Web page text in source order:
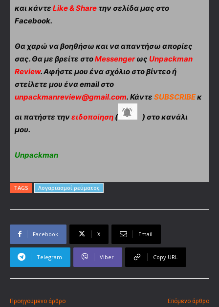
και κάντε Like & Share την σελίδα μας στο
Facebook.
Θα χαρώ να βοηθήσω και να απαντήσω απορίες
σας. Θα με βρείτε στοMessengerως Unpackman
Review. Αφήστε μου ένα σχόλιο στο βίντεο ή
στείλετε μου ένα email στο
unpackmanreview@gmail.com. Κάντε SUBSCRIBEκ
αι πατήστε τηνειδοποίηση (
) στο κανάλι
μου.
Unpackman
TAGS Λογαριασμοί ρεύματος
Facebook X Email
Telegram Viber Copy URL
Προηγούμενο άρθρο Επόμενο άρθρο